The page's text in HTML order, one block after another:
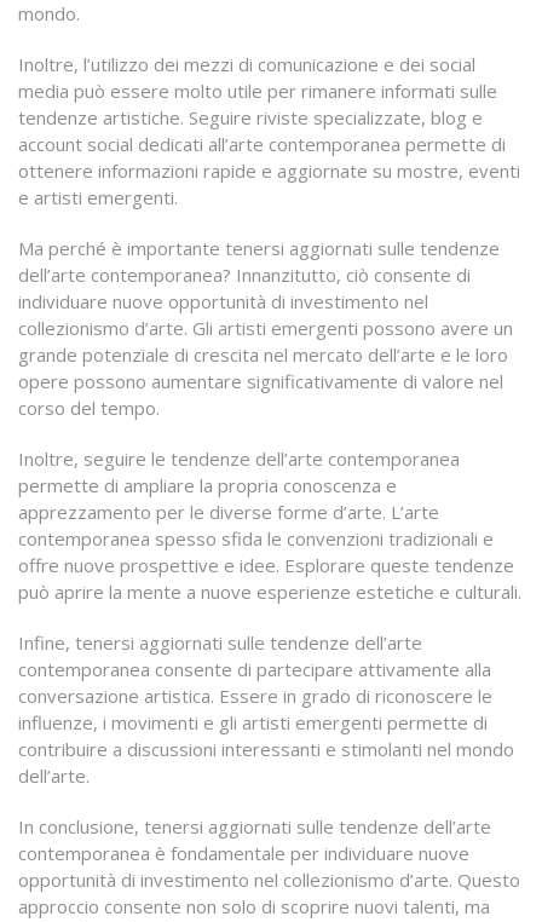
mondo.
Inoltre, l’utilizzo dei mezzi di comunicazione e dei social
media può essere molto utile per rimanere informati sulle
tendenze artistiche. Seguire riviste specializzate, blog e
account social dedicati all’arte contemporanea permette di
ottenere informazioni rapide e aggiornate su mostre, eventi
e artisti emergenti.
Ma perché è importante tenersi aggiornati sulle tendenze
dell’arte contemporanea? Innanzitutto, ciò consente di
individuare nuove opportunità di investimento nel
collezionismo d’arte. Gli artisti emergenti possono avere un
grande potenziale di crescita nel mercato dell’arte e le loro
opere possono aumentare significativamente di valore nel
corso del tempo.
Inoltre, seguire le tendenze dell’arte contemporanea
permette di ampliare la propria conoscenza e
apprezzamento per le diverse forme d’arte. L’arte
contemporanea spesso sfida le convenzioni tradizionali e
offre nuove prospettive e idee. Esplorare queste tendenze
può aprire la mente a nuove esperienze estetiche e culturali.
Infine, tenersi aggiornati sulle tendenze dell’arte
contemporanea consente di partecipare attivamente alla
conversazione artistica. Essere in grado di riconoscere le
influenze, i movimenti e gli artisti emergenti permette di
contribuire a discussioni interessanti e stimolanti nel mondo
dell’arte.
In conclusione, tenersi aggiornati sulle tendenze dell’arte
contemporanea è fondamentale per individuare nuove
opportunità di investimento nel collezionismo d’arte. Questo
approccio consente non solo di scoprire nuovi talenti, ma